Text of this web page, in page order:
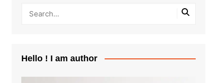
Hello ! I am author